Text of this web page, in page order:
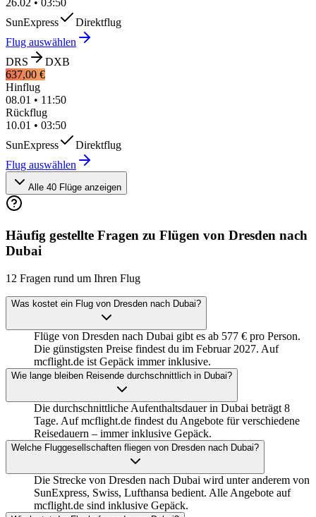
26.02 • 03:50
SunExpress
Direktflug
Flug auswählen
DRS
DXB
637,00 €
Hinflug
08.01 • 11:50
Rückflug
10.01 • 03:50
SunExpress
Direktflug
Flug auswählen
Alle 40 Flüge anzeigen
Häufig gestellte Fragen zu Flügen von Dresden nach
Dubai
12 Fragen rund um Ihren Flug
Was kostet ein Flug von Dresden nach Dubai?
Flüge von Dresden nach Dubai gibt es ab 577 € pro Person.
Die günstigsten Preise findest du im Februar 2027. Auf
mcflight.de ist Gepäck immer inklusive.
Wie lange bleiben Reisende durchschnittlich in Dubai?
Die durchschnittliche Aufenthaltsdauer in Dubai beträgt 8
Tage. Auf mcflight.de findest du Angebote für verschiedene
Reisedauern – immer inklusive Gepäck.
Welche Fluggesellschaften fliegen von Dresden nach Dubai?
Die Strecke von Dresden nach Dubai wird unter anderem von
SunExpress, Swiss, Lufthansa bedient. Alle Angebote auf
mcflight.de sind inklusive Gepäck.